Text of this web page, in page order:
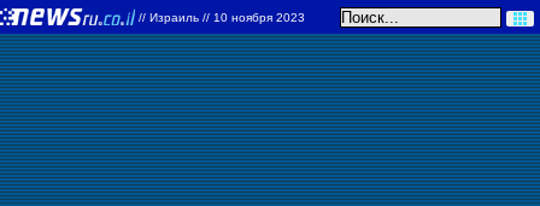
// Израиль // 10 ноября 2023